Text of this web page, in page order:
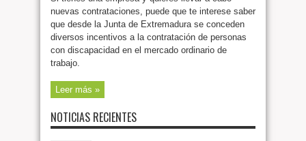
nuevas contrataciones, puede que te interese saber
que desde la Junta de Extremadura se conceden
diversos incentivos a la contratación de personas
con discapacidad en el mercado ordinario de
trabajo.
Leer más »
NOTICIAS RECIENTES